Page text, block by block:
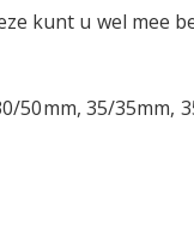
kunt u wel mee
50mm, 35/35mm,